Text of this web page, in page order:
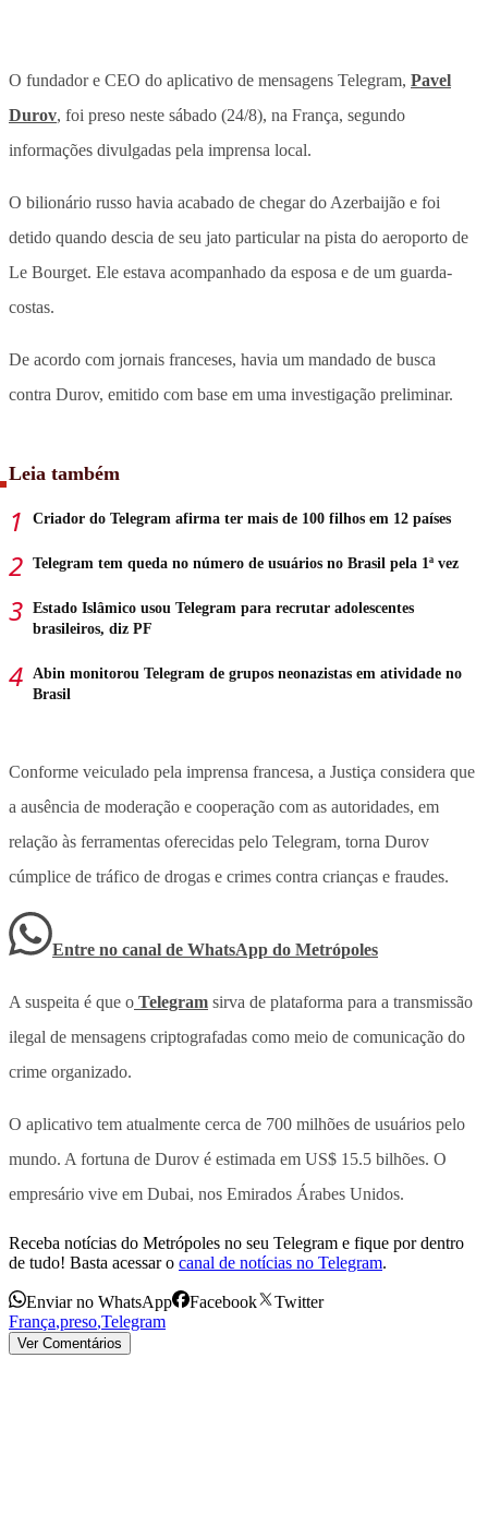
O fundador e CEO do aplicativo de mensagens Telegram, Pavel
Durov, foi preso neste sábado (24/8), na França, segundo
informações divulgadas pela imprensa local.
O bilionário russo havia acabado de chegar do Azerbaijão e foi
detido quando descia de seu jato particular na pista do aeroporto de
Le Bourget. Ele estava acompanhado da esposa e de um guarda-
costas.
De acordo com jornais franceses, havia um mandado de busca
contra Durov, emitido com base em uma investigação preliminar.
Leia também
Criador do Telegram afirma ter mais de 100 filhos em 12 países
Telegram tem queda no número de usuários no Brasil pela 1ª vez
Estado Islâmico usou Telegram para recrutar adolescentes
brasileiros, diz PF
Abin monitorou Telegram de grupos neonazistas em atividade no
Brasil
Conforme veiculado pela imprensa francesa, a Justiça considera que
a ausência de moderação e cooperação com as autoridades, em
relação às ferramentas oferecidas pelo Telegram, torna Durov
cúmplice de tráfico de drogas e crimes contra crianças e fraudes.
Entre no canal de WhatsApp do Metrópoles
A suspeita é que o Telegram sirva de plataforma para a transmissão
ilegal de mensagens criptografadas como meio de comunicação do
crime organizado.
O aplicativo tem atualmente cerca de 700 milhões de usuários pelo
mundo. A fortuna de Durov é estimada em US$ 15.5 bilhões. O
empresário vive em Dubai, nos Emirados Árabes Unidos.
Receba notícias do Metrópoles no seu Telegram e fique por dentro
de tudo! Basta acessar o canal de notícias no Telegram.
Enviar no WhatsApp Facebook
Twitter
França,preso,Telegram
Ver Comentários